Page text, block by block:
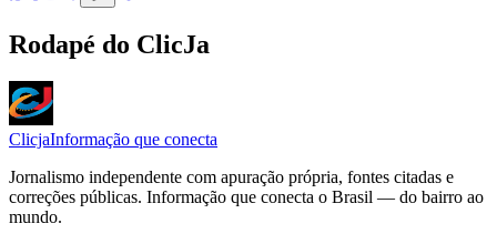
Rodapé do ClicJa
ClicjaInformação que conecta
Jornalismo independente com apuração própria, fontes citadas e
correções públicas. Informação que conecta o Brasil — do bairro ao
mundo.